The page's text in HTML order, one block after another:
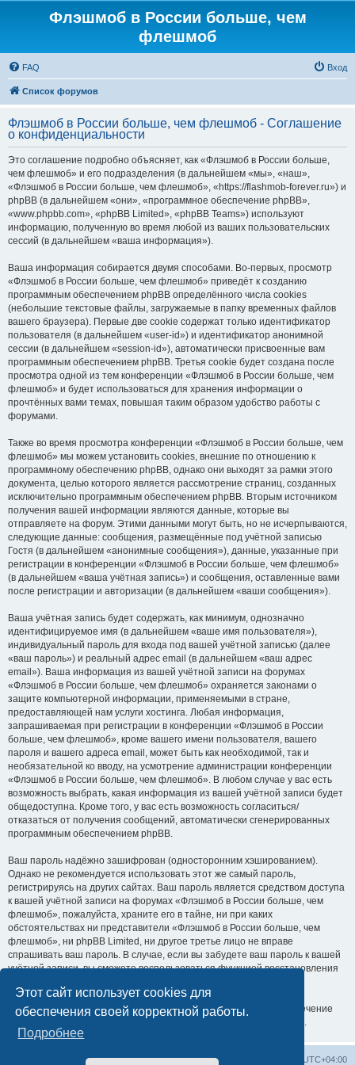
Этот сайт использует cookies для
обеспечения своей корректной работы.
Подробнее
Флэшмоб в России больше, чем
флешмоб
FAQ Вход
Список форумов
Флэшмоб в России больше, чем флешмоб - Соглашение
о конфиденциальности
Это соглашение подробно объясняет, как «Флэшмоб в России больше,
чем флешмоб» и его подразделения (в дальнейшем «мы», «наш»,
«Флэшмоб в России больше, чем флешмоб», «https://flashmob-forever.ru») и
phpBB (в дальнейшем «они», «программное обеспечение phpBB»,
«www.phpbb.com», «phpBB Limited», «phpBB Teams») используют
информацию, полученную во время любой из ваших пользовательских
сессий (в дальнейшем «ваша информация»).
Ваша информация собирается двумя способами. Во-первых, просмотр
«Флэшмоб в России больше, чем флешмоб» приведёт к созданию
программным обеспечением phpBB определённого числа cookies
(небольшие текстовые файлы, загружаемые в папку временных файлов
вашего браузера). Первые две cookie содержат только идентификатор
пользователя (в дальнейшем «user-id») и идентификатор анонимной
сессии (в дальнейшем «session-id»), автоматически присвоенные вам
программным обеспечением phpBB. Третья cookie будет создана после
просмотра одной из тем конференции «Флэшмоб в России больше, чем
флешмоб» и будет использоваться для хранения информации о
прочтённых вами темах, повышая таким образом удобство работы с
форумами.
Также во время просмотра конференции «Флэшмоб в России больше, чем
флешмоб» мы можем установить cookies, внешние по отношению к
программному обеспечению phpBB, однако они выходят за рамки этого
документа, целью которого является рассмотрение страниц, созданных
исключительно программным обеспечением phpBB. Вторым источником
получения вашей информации являются данные, которые вы
отправляете на форум. Этими данными могут быть, но не исчерпываются,
следующие данные: сообщения, размещённые под учётной записью
Гостя (в дальнейшем «анонимные сообщения»), данные, указанные при
регистрации в конференции «Флэшмоб в России больше, чем флешмоб»
(в дальнейшем «ваша учётная запись») и сообщения, оставленные вами
после регистрации и авторизации (в дальнейшем «ваши сообщения»).
Ваша учётная запись будет содержать, как минимум, однозначно
идентифицируемое имя (в дальнейшем «ваше имя пользователя»),
индивидуальный пароль для входа под вашей учётной записью (далее
«ваш пароль») и реальный адрес email (в дальнейшем «ваш адрес
email»). Ваша информация из вашей учётной записи на форумах
«Флэшмоб в России больше, чем флешмоб» охраняется законами о
защите компьютерной информации, применяемыми в стране,
предоставляющей нам услуги хостинга. Любая информация,
запрашиваемая при регистрации в конференции «Флэшмоб в России
больше, чем флешмоб», кроме вашего имени пользователя, вашего
пароля и вашего адреса email, может быть как необходимой, так и
необязательной ко вводу, на усмотрение администрации конференции
«Флэшмоб в России больше, чем флешмоб». В любом случае у вас есть
возможность выбрать, какая информация из вашей учётной записи будет
общедоступна. Кроме того, у вас есть возможность согласиться/
отказаться от получения сообщений, автоматически сгенерированных
программным обеспечением phpBB.
Ваш пароль надёжно зашифрован (односторонним хэшированием).
Однако не рекомендуется использовать этот же самый пароль,
регистрируясь на других сайтах. Ваш пароль является средством доступа
к вашей учётной записи на форумах «Флэшмоб в России больше, чем
флешмоб», пожалуйста, храните его в тайне, ни при каких
обстоятельствах ни представители «Флэшмоб в России больше, чем
флешмоб», ни phpBB Limited, ни другое третье лицо не вправе
спрашивать ваш пароль. В случае, если вы забудете ваш пароль к вашей
учётной записи, вы сможете воспользоваться функцией восстановления
обеспечением phpBB. Вам будет необходимо ввести ваше имя
пользователя и ваш адрес email, после чего программное обеспечение
phpBB сгенерирует вам новый пароль для вашей учётной записи.
Список форумов UTC+04:00
Удалить cookies